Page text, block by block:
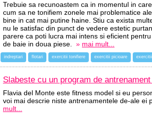
Trebuie sa recunoastem ca in momentul in
cum sa ne tonifiem zonele mai problematice
bine in cat mai putine haine. Stiu ca exista
nu le satisfac din punct de vedere estetic
parere ca poti lucra mai intens si eficient
de baie in doua piese. » mai mult...
indreptari flotari exercitii tonifiere exercitii picioare
Slabeste cu un program de
Flavia del Monte este fitness model si eu
voi mai descrie niste antrenamentele de-ale
mult...